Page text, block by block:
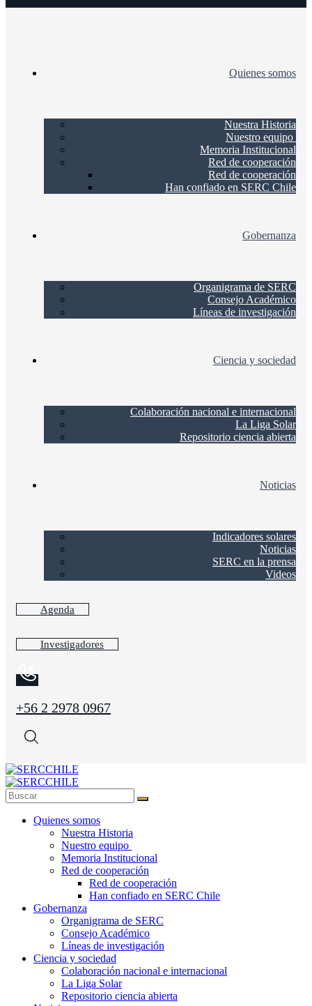
Quienes somos
Nuestra Historia
Nuestro equipo
Memoria Institucional
Red de cooperación
Red de cooperación
Han confiado en SERC Chile
Gobernanza
Organigrama de SERC
Consejo Académico
Líneas de investigación
Ciencia y sociedad
Colaboración nacional e internacional
La Liga Solar
Repositorio ciencia abierta
Noticias
Indicadores solares
Noticias
SERC en la prensa
Videos
Agenda
Investigadores
+56 2 2978 0967
Quienes somos
Nuestra Historia
Nuestro equipo
Memoria Institucional
Red de cooperación
Red de cooperación
Han confiado en SERC Chile
Gobernanza
Organigrama de SERC
Consejo Académico
Líneas de investigación
Ciencia y sociedad
Colaboración nacional e internacional
La Liga Solar
Repositorio ciencia abierta